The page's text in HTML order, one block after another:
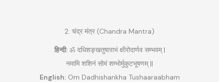
2. चंद्र मंत्र (Chandra Mantra)
हिन्दी:ॐ दधिशङ्खतुषाराभं क्षीरोदार्णव सम्भवम् |
नमामि शशिनं सोमं शम्भोर्मुकुटभूषणम् ||
English:Om Dadhishankha Tushaaraabham